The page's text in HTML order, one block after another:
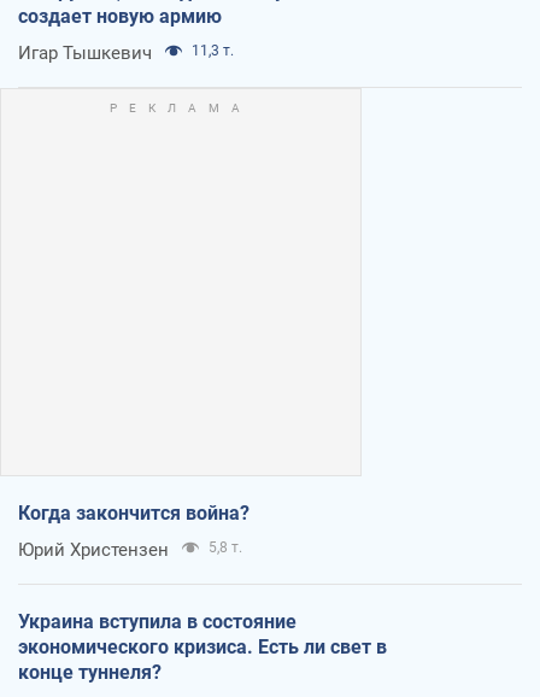
создает новую армию
Игар Тышкевич 11,3 т.
Когда закончится война?
Юрий Христензен 5,8 т.
Украина вступила в состояние
экономического кризиса. Есть ли свет в
конце туннеля?